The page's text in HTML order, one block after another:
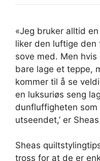
«Jeg bruker alltid
liker den luftige den
sove med. Men
bare lage et teppe,
kommer til å se
en luksuriøs seng
dunfluffigheten som
utseendet,’ er
Sheas
tross for at de er